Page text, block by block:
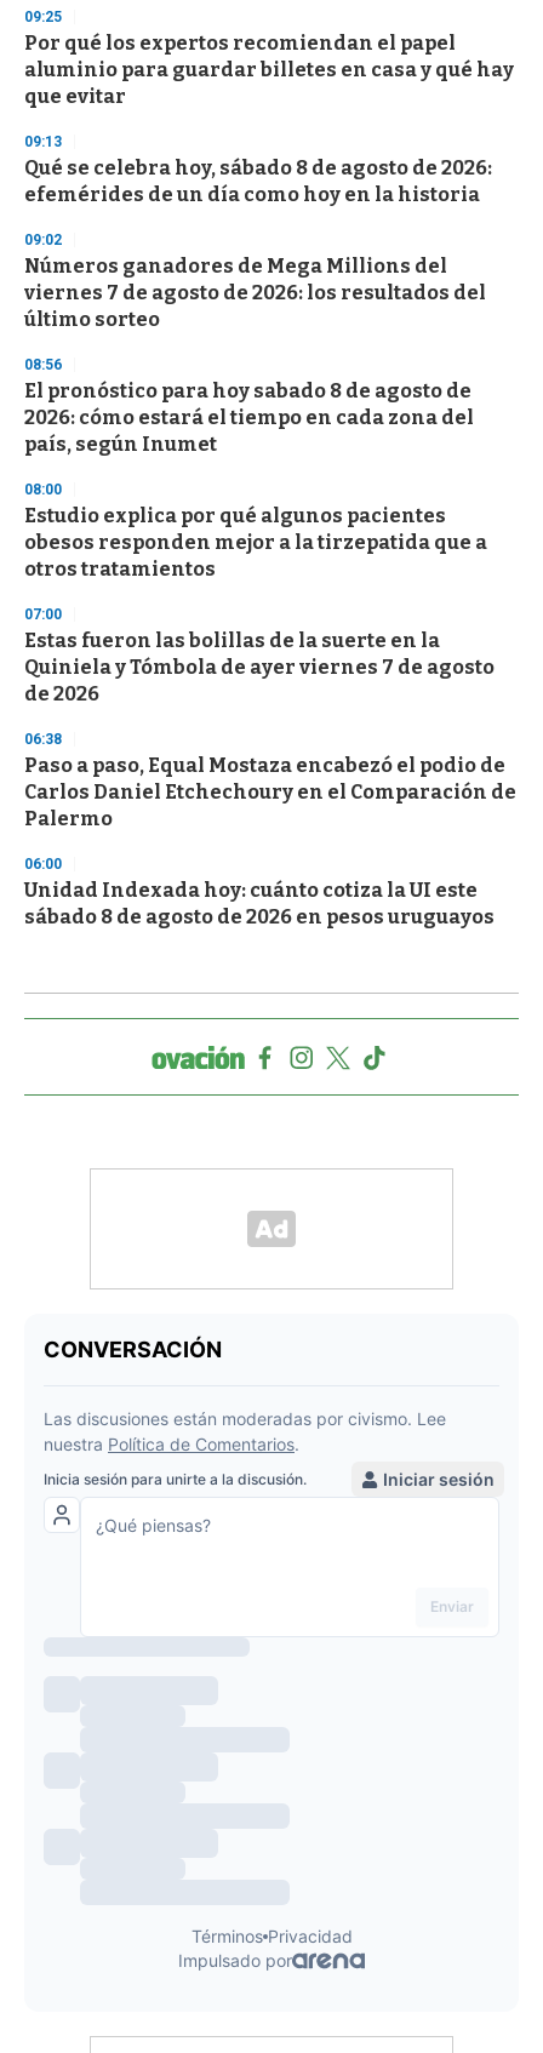
d
s
o
f
3
s
e
c
o
d
s
09:25
Por qué los expertos recomiendan el papel
aluminio para guardar billetes en casa y qué hay
que evitar
09:13
Qué se celebra hoy, sábado 8 de agosto de 2026:
efemérides de un día como hoy en la historia
09:02
Números ganadores de Mega Millions del
viernes 7 de agosto de 2026: los resultados del
último sorteo
08:56
El pronóstico para hoy sabado 8 de agosto de
2026: cómo estará el tiempo en cada zona del
país, según Inumet
08:00
Estudio explica por qué algunos pacientes
obesos responden mejor a la tirzepatida que a
otros tratamientos
07:00
Estas fueron las bolillas de la suerte en la
Quiniela y Tómbola de ayer viernes 7 de agosto
de 2026
06:38
Paso a paso, Equal Mostaza encabezó el podio de
Carlos Daniel Etchechoury en el Comparación de
Palermo
06:00
Unidad Indexada hoy: cuánto cotiza la UI este
sábado 8 de agosto de 2026 en pesos uruguayos